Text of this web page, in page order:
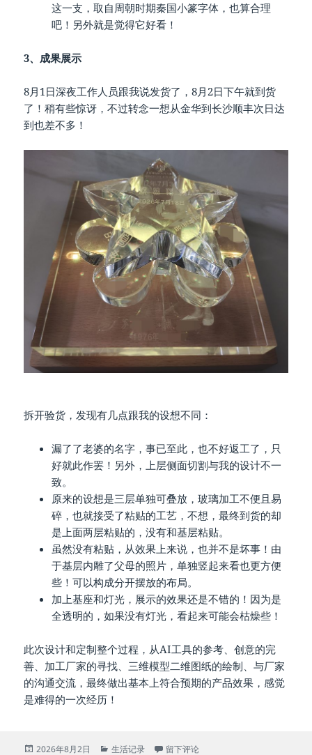
这一支，取自周朝时期秦国小篆字体，也算合理
吧！另外就是觉得它好看！
3、成果展示
8月1日深夜工作人员跟我说发货了，8月2日下午就到货
了！稍有些惊讶，不过转念一想从金华到长沙顺丰次日达
到也差不多！
拆开验货，发现有几点跟我的设想不同：
漏了了老婆的名字，事已至此，也不好返工了，只
好就此作罢！另外，上层侧面切割与我的设计不一
致。
原来的设想是三层单独可叠放，玻璃加工不便且易
碎，也就接受了粘贴的工艺，不想，最终到货的却
是上面两层粘贴的，没有和基层粘贴。
虽然没有粘贴，从效果上来说，也并不是坏事！由
于基层内雕了父母的照片，单独竖起来看也更方便
些！可以构成分开摆放的布局。
加上基座和灯光，展示的效果还是不错的！因为是
全透明的，如果没有灯光，看起来可能会枯燥些！
此次设计和定制整个过程，从AI工具的参考、创意的完
善、加工厂家的寻找、三维模型二维图纸的绘制、与厂家
的沟通交流，最终做出基本上符合预期的产品效果，感觉
是难得的一次经历！
发
2026年8月2日 分
生活记录 于[1412]亲自设计定制纪念品
留下评论